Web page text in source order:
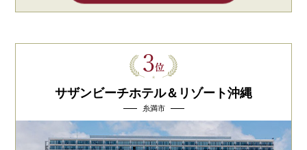
サザンビーチホテル＆リゾート沖縄
糸満市